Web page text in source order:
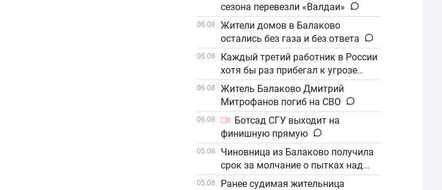
сезона перевезли «Валдаи»
06.08
Жители домов в Балаково
остались без газа и без ответа
06.08
Каждый третий работник в России
хотя бы раз прибегал к угрозе
увольнения
06.08
Житель Балаково Дмитрий
Митрофанов погиб на СВО
06.08
Ботсад СГУ выходит на
финишную прямую
05.08
Чиновница из Балаково получила
срок за молчание о пытках над
детьми
05.08
Ранее судимая жительница